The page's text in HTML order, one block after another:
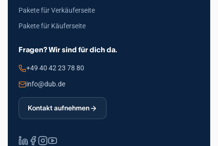
Pakete für Verkäuferseite
Pakete für Käuferseite
Fragen? Wir sind für dich da.
+49 40 42 23 78 80
info@dub.de
Kontakt aufnehmen